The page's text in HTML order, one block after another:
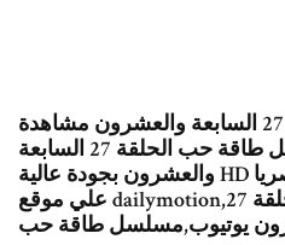
مسلسل طاقة حب الحلقة 27 السابعة والعشرون مشاهدة
وتحميل مشاهدة مسلسل طاقة حب الحلقة 27 السابعة
والعشرون بجودة عالية HD يوتيوب ديلى موشن حصريا
علي موقع dailymotion,مسلسل طاقة حب الحلقة 27
يوتيوب,مسلسل طاقة حب